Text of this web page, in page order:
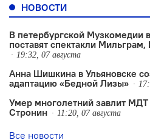
НОВОСТИ
В петербургской Музкомедии
поставят спектакли
19:32, 07 августа
Анна Шишкина в Ульяновске
адаптацию «Бедной Лизы»
Умер многолетний завлит
Стронин
11:20, 07 августа
Все новости